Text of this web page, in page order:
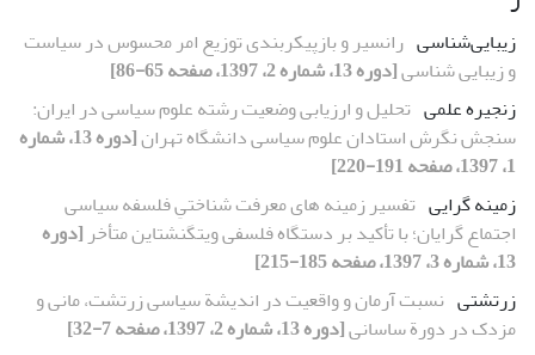
زیبایی‌شناسی رانسیر و بازپیکربندی توزیع امر محسوس در سیاست
و زیبایی شناسی[دوره 13، شماره 2، 1397، صفحه 65-86]
زنجیره علمی تحلیل و ارزیابی وضعیت رشته علوم سیاسی در ایران:
سنجش نگرش استادان علوم سیاسی دانشگاه تهران
[دوره 13، شماره
1، 1397، صفحه 191-220]
زمینه گرایی تفسیر زمینه های معرفت شناختیِ فلسفه سیاسی
اجتماع گرایان؛ با تأکید بر دستگاه فلسفی ویتگنشتاین متأخر [دوره
13، شماره 3، 1397، صفحه 185-215]
زرتشتی نسبت آرمان و واقعیت در اندیشة سیاسی زرتشت، مانی و
مزدک در دورة ساسانی[دوره 13، شماره 2، 1397، صفحه 7-32]